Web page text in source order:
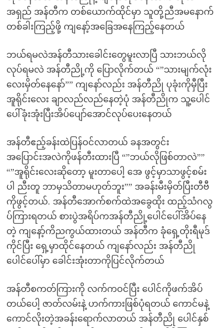
အရှည် အန်တီက တစ်ယောက်ထိုင်မှာ သူတို့ညီအမနောက်
တစ်ခါးကြည့်ဖို့ ကျနော့်အခြေအနေကြည့်နေတယ်
ဘယ်ရမလဲအန်တီသားခေါင်းတွေမူးလာပြီ သားဘယ်လို
လုပ်ရမလဲ အန်တီညို့ကို ပြောလိုက်တယ် “”သားမျက်လုံး
လေးမှိတ်နေနော်”” ကျနော်လည်း အန်တီညို ပုခုံးကိုမှီပြီး
အူရိုင်းလေး ချာလည်လည်နေတဲ့ပုံ အန်တီညိုက သူ့ပေါင်
ပေါ်ခုံးအုံးပြီးအိပ်ပျော်အောင်လုပ်ပေးနေတယ်
အန်တီဧည့်ခန်းထဲပြန်ဝင်လာတယ် ခနအတွင်း
အပြောင်းအလဲကိုဖန်တီးထားပြီ “”ဘယ်လိုဖြစ်တာလဲ””
“”အူရိုင်းလေးဆိုတော့ မူးတာပေါ့ အေ ဖွင့်မှာသာဖွင့်စမ်း
ပါ ညီးတူ ဘာမှသိတာမဟုတ်ဘူး”” အခန်းမီးမှိတ်ပြီးတီဗီ
ကိုဖွင့်တယ်. အန်တီအောက်စက်ထဲအခွေထိုး ထည့်သံဂလွ
ပ်ကြားရတယ် စားပွဲအရိပ်ကအန်တီညို့ပေါင်ပေါ်အိပ်နေ
တဲ့ ကျနော့်ကိညကွယ်ထားတယ် အန်တီက ခုံရှေ့တိုးရီမုဒ်
ကိုင်ပြီး ရှေ့မှာထိုင်နေတယ် ကျနော်လည်း အန်တီညို
ပေါင်ပေါ်မှာ ခေါင်းအုံးတာကိုပြင်လိုက်တယ်
အန်တီစကတ်ကြားကို လက်ကဝင်ပြီး ပေါင်ကိုဖက်အိပ်
တယ်ပေါ့ ဇာတ်လမ်းနဲ့ ဟက်ကားဖြစ်ပုံရတယ် ကောင်မနဲ့
ကောင်လိုးတဲ့အခန်းရောက်လာတယ် အန်တီညို ပေါင်နှစ်